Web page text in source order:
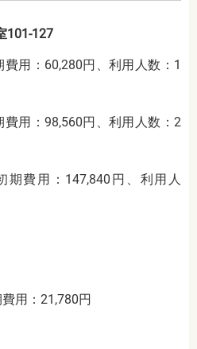
101-127
用：60,280円、利用人数：1
用：98,560円、利用人数：2
期費用：147,840円、利用人
用：21,780円